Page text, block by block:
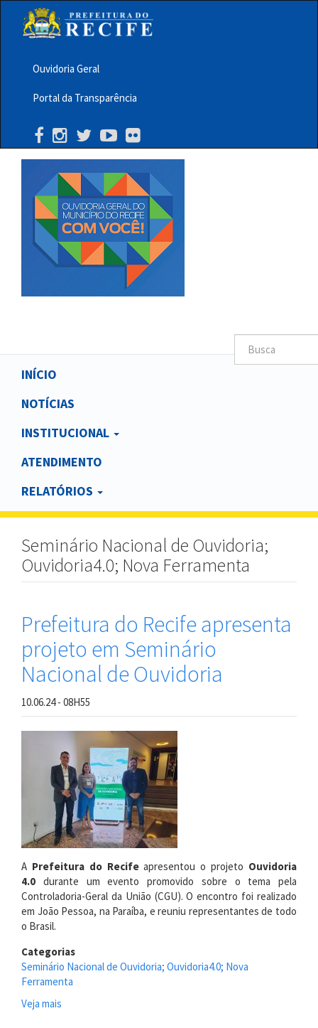
principalMenu
Barra
Topo
PCR
Ouvidoria Geral
Portal da Transparência
Main
navigation
INÍCIO
NOTÍCIAS
INSTITUCIONAL
ATENDIMENTO
RELATÓRIOS
Seminário Nacional de Ouvidoria;
Ouvidoria4.0; Nova Ferramenta
Prefeitura do Recife apresenta
projeto em Seminário
Nacional de Ouvidoria
10.06.24 - 08H55
A Prefeitura do Recifeapresentou o projeto Ouvidoria
4.0 durante um evento promovido sobre o tema pela
Controladoria-Geral da União (CGU). O encontro foi realizado
em João Pessoa, na Paraíba, e reuniu representantes de todo
o Brasil.
Categorias
Seminário Nacional de Ouvidoria; Ouvidoria4.0; Nova
Ferramenta
Veja mais